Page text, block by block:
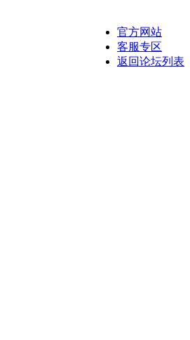
官方网站
客服专区
返回论坛列表